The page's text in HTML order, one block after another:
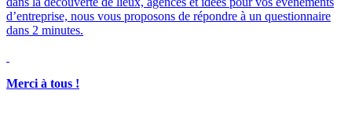
d’entreprise, nous vous proposons de répondre à un questionnaire
dans 2 minutes.
Merci à tous !